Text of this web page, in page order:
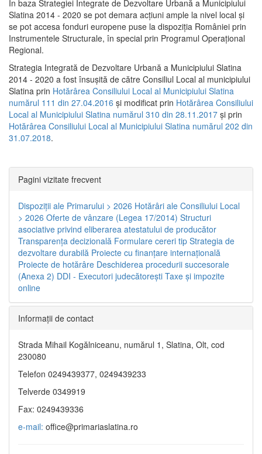
În baza Strategiei Integrate de Dezvoltare Urbană a Municipiului
Slatina 2014 - 2020 se pot demara acţiuni ample la nivel local şi
se pot accesa fonduri europene puse la dispoziţia României prin
Instrumentele Structurale, în special prin Programul Operațional
Regional.
Strategia Integrată de Dezvoltare Urbană a Municipiului Slatina
2014 - 2020 a fost însuşită de către Consiliul Local al municipiului
Slatina prin Hotărârea Consiliului Local al Municipiului Slatina
numărul 111 din 27.04.2016 și modificat prin Hotărârea Consiliului
Local al Municipiului Slatina numărul 310 din 28.11.2017 și prin
Hotărârea Consiliului Local al Municipiului Slatina numărul 202 din
31.07.2018.
Pagini vizitate frecvent
Dispoziţii ale Primarului > 2026 Hotărâri ale Consiliului Local
> 2026 Oferte de vânzare (Legea 17/2014) Structuri
asociative privind eliberarea atestatului de producător
Transparenţa decizională Formulare cereri tip Strategia de
dezvoltare durabilă Proiecte cu finanţare internaţională
Proiecte de hotărâre Deschiderea procedurii succesorale
(Anexa 2) DDI - Executori judecătorești Taxe şi impozite
online
Informaţii de contact
Strada Mihail Kogălniceanu, numărul 1, Slatina, Olt, cod
230080
Telefon 0249439377, 0249439233
Telverde 0349919
Fax: 0249439336
e-mail: office@primariaslatina.ro